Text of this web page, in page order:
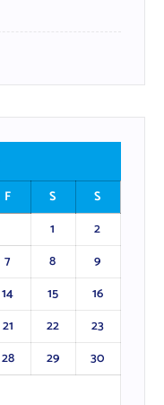
F S
S
1
2
7 8
9
14 15
16
21 22
23
28 29
30